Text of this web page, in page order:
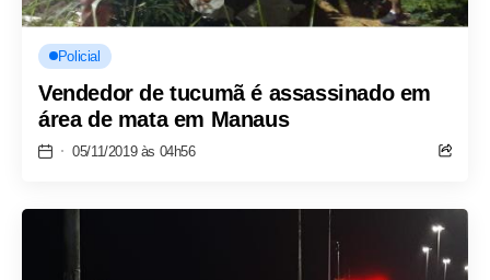
Policial
Vendedor de tucumã é assassinado em
área de mata em Manaus
05/11/2019 às 04h56